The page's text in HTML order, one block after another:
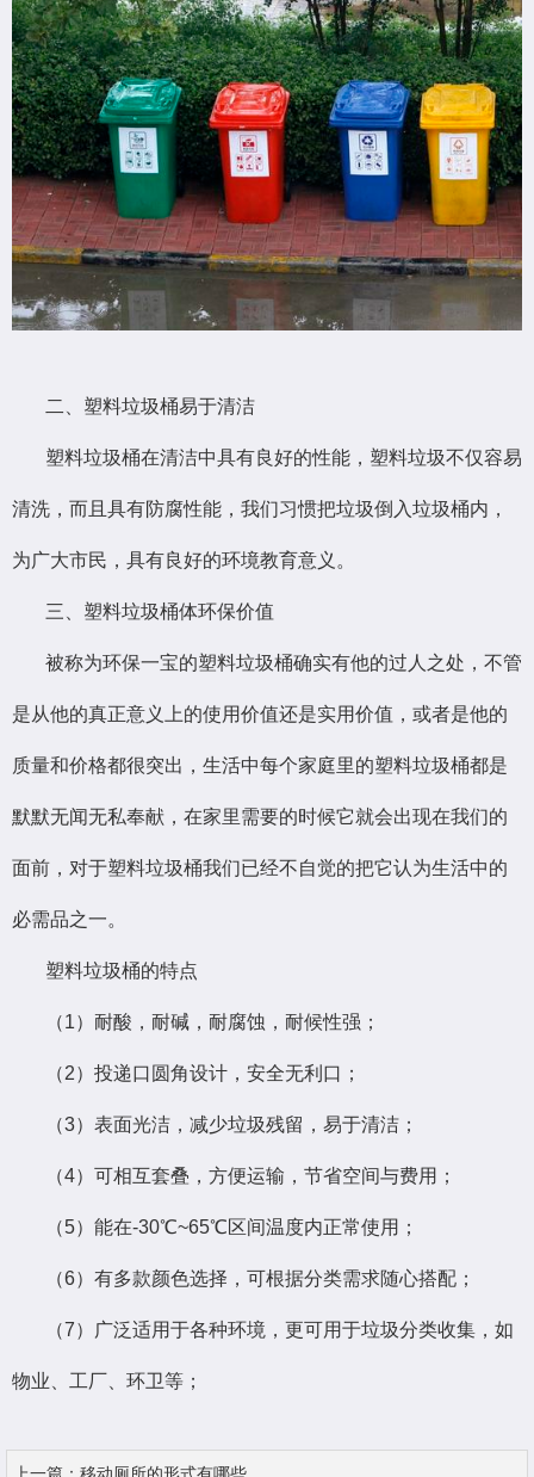
二、塑料垃圾桶易于清洁
塑料垃圾桶在清洁中具有良好的性能，塑料垃圾不仅容易
清洗，而且具有防腐性能，我们习惯把垃圾倒入垃圾桶内，
为广大市民，具有良好的环境教育意义。
三、塑料垃圾桶体环保价值
被称为环保一宝的塑料垃圾桶确实有他的过人之处，不管
是从他的真正意义上的使用价值还是实用价值，或者是他的
质量和价格都很突出，生活中每个家庭里的塑料垃圾桶都是
默默无闻无私奉献，在家里需要的时候它就会出现在我们的
面前，对于塑料垃圾桶我们已经不自觉的把它认为生活中的
必需品之一。
塑料垃圾桶的特点
（1）耐酸，耐碱，耐腐蚀，耐候性强；
（2）投递口圆角设计，安全无利口；
（3）表面光洁，减少垃圾残留，易于清洁；
（4）可相互套叠，方便运输，节省空间与费用；
（5）能在-30℃~65℃区间温度内正常使用；
（6）有多款颜色选择，可根据分类需求随心搭配；
（7）广泛适用于各种环境，更可用于垃圾分类收集，如
物业、工厂、环卫等；